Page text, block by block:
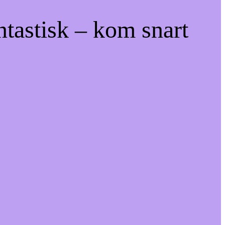
– kom snart